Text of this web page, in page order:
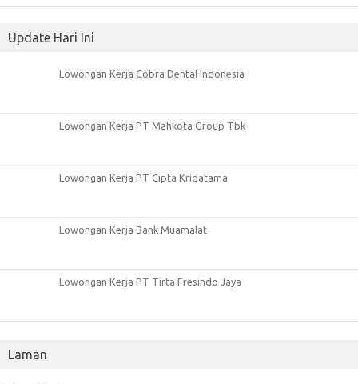
Update Hari Ini
Lowongan Kerja Cobra Dental Indonesia
Lowongan Kerja PT Mahkota Group Tbk
Lowongan Kerja PT Cipta Kridatama
Lowongan Kerja Bank Muamalat
Lowongan Kerja PT Tirta Fresindo Jaya
Laman